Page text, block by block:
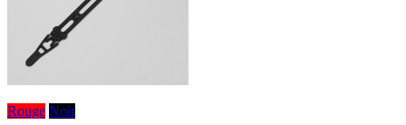
Rouge Noir